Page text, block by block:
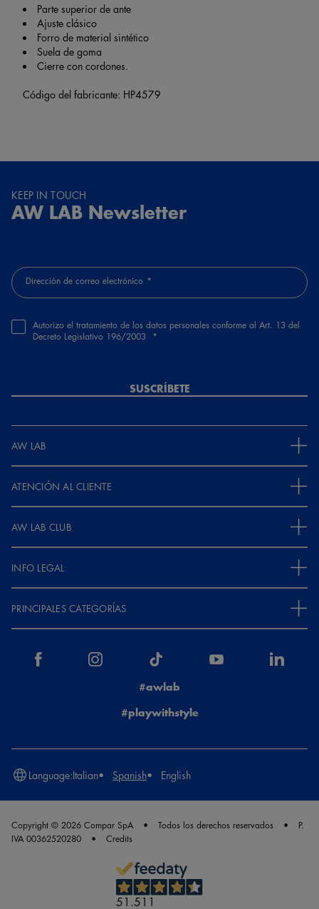
Parte superior de ante
Ajuste clásico
Forro de material sintético
Suela de goma
Cierre con cordones.
Código del fabricante: HP4579
KEEP IN TOUCH
AW LAB Newsletter
Dirección de correo electrónico
Autorizo el tratamiento de los datos personales conforme al Art. 13 del
Decreto Legislativo 196/2003
SUSCRÍBETE
AW LAB
ATENCIÓN AL CLIENTE
AW LAB CLUB
INFO LEGAL
PRINCIPALES CATEGORÍAS
#awlab
#playwithstyle
Language:Italian Spanish English
Copyright © 2026 Compar SpA Todos los derechos reservados
P.
IVA 00362520280
Credits
51.511